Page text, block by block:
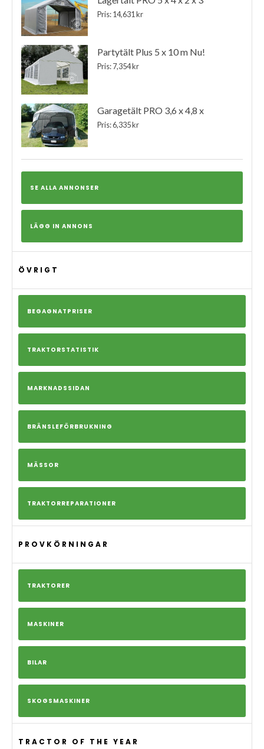
Pris: 14,631 kr
Partytält Plus 5 x 10 m Nu!
Pris: 7,354 kr
Garagetält PRO 3,6 x 4,8 x
Pris: 6,335 kr
SE ALLA ANNONSER
LÄGG IN ANNONS
ÖVRIGT
BEGAGNATPRISER
TRAKTORSTATISTIK
MARKNADSSIDAN
BRÄNSLEFÖRBRUKNING
MÄSSOR
TRAKTORREPARATIONER
PROVKÖRNINGAR
TRAKTORER
MASKINER
BILAR
SKOGSMASKINER
TRACTOR OF THE YEAR